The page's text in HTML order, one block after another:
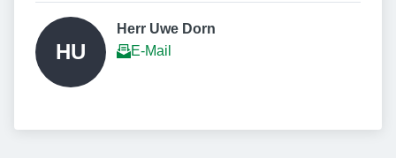
HU
Herr Uwe Dorn
E-Mail